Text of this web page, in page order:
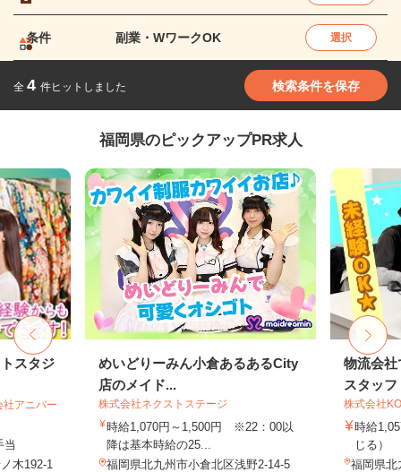
条件 副業・WワークOK 選択
全 4 件ヒットしました 検索条件を保存
福岡県のピックアップPR求人
スタジ
アニバー
当
木192-1
めいどりーみん小倉あるあるCity
店のメイド...
株式会社ネクストステージ
時給1,070円～1,500円 ※22：00以
降は基本時給の25...
福岡県北九州市小倉北区浅野2-14-5
物流会社
スタッフ
株式会社
時給
じる）
福岡県北